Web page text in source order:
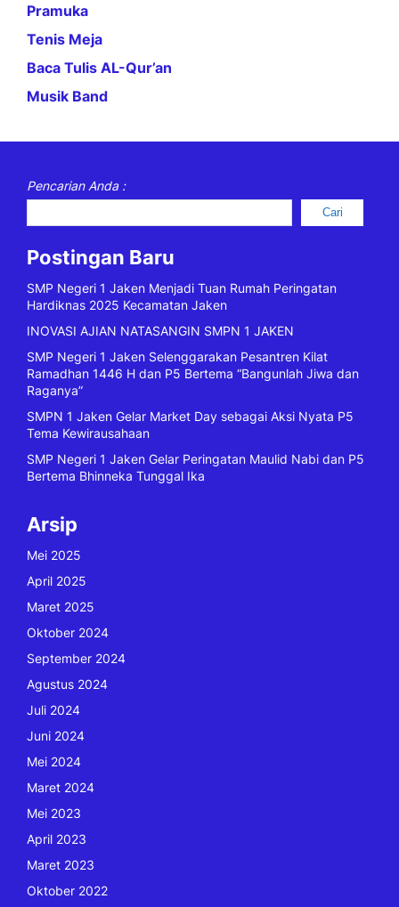
Pramuka
Tenis Meja
Baca Tulis AL-Qur’an
Musik Band
Pencarian Anda :
Cari
Postingan Baru
SMP Negeri 1 Jaken Menjadi Tuan Rumah Peringatan
Hardiknas 2025 Kecamatan Jaken
INOVASI AJIAN NATASANGIN SMPN 1 JAKEN
SMP Negeri 1 Jaken Selenggarakan Pesantren Kilat
Ramadhan 1446 H dan P5 Bertema “Bangunlah Jiwa dan
Raganya”
SMPN 1 Jaken Gelar Market Day sebagai Aksi Nyata P5
Tema Kewirausahaan
SMP Negeri 1 Jaken Gelar Peringatan Maulid Nabi dan P5
Bertema Bhinneka Tunggal Ika
Arsip
Mei 2025
April 2025
Maret 2025
Oktober 2024
September 2024
Agustus 2024
Juli 2024
Juni 2024
Mei 2024
Maret 2024
Mei 2023
April 2023
Maret 2023
Oktober 2022